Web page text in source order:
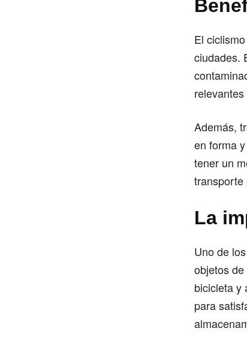
El
ciudades.
Además,
en forma
tener un
transporte
La
Uno de
objetos
bicicleta y
para